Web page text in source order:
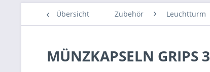
Übersicht Zubehör Leuchtturm
MÜNZKAPSELN GRIPS